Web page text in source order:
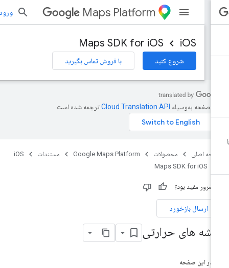
Maps Platform ورود به
iOS
Maps SDK for iOS
شروع کنید با فروش تماس بگیرید
صفحه به‌وسیله ترجمه شده است.
اصلی محصولات Google Maps Platform مستندات
iOS
Maps SDK for iOS
مرور مفید بود؟
ارسال بازخورد
های حرارتی
در این صفحه